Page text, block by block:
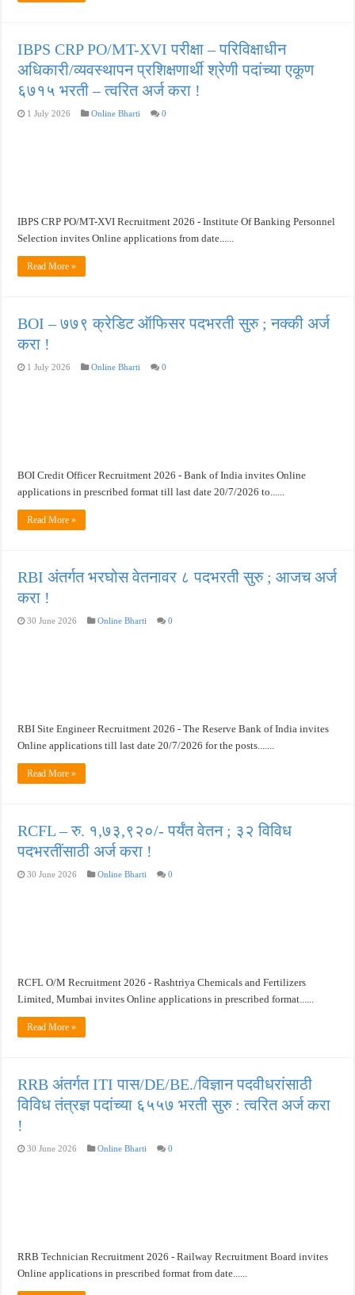
IBPS CRP PO/MT-XVI परीक्षा – परिविक्षाधीन
अधिकारी/व्यवस्थापन प्रशिक्षणार्थी श्रेणी पदांच्या एकूण
६७१५ भरती – त्वरित अर्ज करा !
1 July 2026 Online Bharti 0
IBPS CRP PO/MT-XVI Recruitment 2026 - Institute Of Banking Personnel
Selection invites Online applications from date......
Read More »
BOI – ७७९ क्रेडिट ऑफिसर पदभरती सुरु ; नक्की अर्ज
करा !
1 July 2026 Online Bharti 0
BOI Credit Officer Recruitment 2026 - Bank of India invites Online
applications in prescribed format till last date 20/7/2026 to......
Read More »
RBI अंतर्गत भरघोस वेतनावर ८ पदभरती सुरु ; आजच अर्ज
करा !
30 June 2026 Online Bharti 0
RBI Site Engineer Recruitment 2026 - The Reserve Bank of India invites
Online applications till last date 20/7/2026 for the posts.......
Read More »
RCFL – रु. १,७३,९२०/- पर्यंत वेतन ; ३२ विविध
पदभरतींसाठी अर्ज करा !
30 June 2026 Online Bharti 0
RCFL O/M Recruitment 2026 - Rashtriya Chemicals and Fertilizers
Limited, Mumbai invites Online applications in prescribed format......
Read More »
RRB अंतर्गत ITI पास/DE/BE./विज्ञान पदवीधरांसाठी
विविध तंत्रज्ञ पदांच्या ६५५७ भरती सुरु : त्वरित अर्ज करा
!
30 June 2026 Online Bharti 0
RRB Technician Recruitment 2026 - Railway Recruitment Board invites
Online applications in prescribed format from date......